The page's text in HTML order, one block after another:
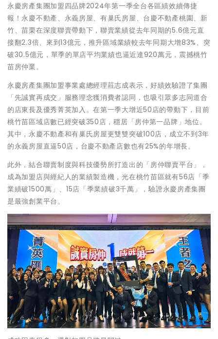
永慶房產集團加盟四品牌2024年第一季全台各區績效續傳捷
報！永慶不動產、永義房屋、有巢氏房屋、台慶不動產桃園、新
竹、苗栗在深度聯賣帶動下，聯賣業績從去年同期的5.6億元直
接翻2.3倍、來到13億元，推升區域業績較去年同期大增83%、突
破30.5億元，單季的單店平均業績也逼近達920萬元，震撼桃竹
苗房仲業。
永慶房產集團加盟事業處總經理莊志成表示，好績效驗證了集團
「先誠實再成交」服務理念獲消費者認同，也吸引眾多志同道合
的店東長及優秀菁英加入。在第一季大增近50店的帶動下，目前
桃竹苗區域店數已經突破350店，穩居「房仲第一品牌」地位。
其中，永慶不動產和有巢氏房屋更雙雙突破100店，成立不到3年
的永義房屋直逼50店，台慶不動產店數也有25%的年增長。
此外，結合聯賣制度與科技優勢所打造出的「房仲聯賣平台」，
成為加盟店與經紀人的業績製造機，光在桃竹苗區就有56店「季
業績破1500萬」、15店「季業績破3千萬」，驗證永慶房產集團
是最強創業平台。